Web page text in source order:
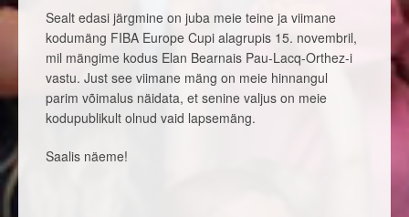
Sealt edasi järgmine on juba meie teine ja viimane
kodumäng FIBA Europe Cupi alagrupis 15. novembril,
mil mängime kodus Elan Bearnais Pau-Lacq-Orthez-i
vastu. Just see viimane mäng on meie hinnangul
parim võimalus näidata, et senine valjus on meie
kodupublikult olnud vaid lapsemäng.
Saalis näeme!